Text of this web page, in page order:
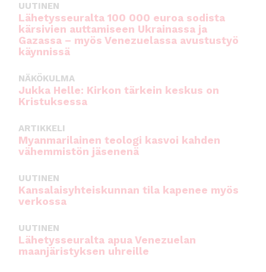
UUTINEN
Lähetysseuralta 100 000 euroa sodista
kärsivien auttamiseen Ukrainassa ja
Gazassa – myös Venezuelassa avustustyö
käynnissä
NÄKÖKULMA
Jukka Helle: Kirkon tärkein keskus on
Kristuksessa
ARTIKKELI
Myanmarilainen teologi kasvoi kahden
vähemmistön jäsenenä
UUTINEN
Kansalaisyhteiskunnan tila kapenee myös
verkossa
UUTINEN
Lähetysseuralta apua Venezuelan
maanjäristyksen uhreille